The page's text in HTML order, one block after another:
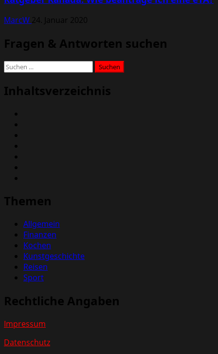
MarcW 24. Januar 2020
Fragen & Antworten suchen
Suchen
nach:
Inhaltsverzeichnis
Themen
Allgemein
Finanzen
Kochen
Kunstgeschichte
Reisen
Sport
Rechtliche Angaben
Impressum
Datenschutz